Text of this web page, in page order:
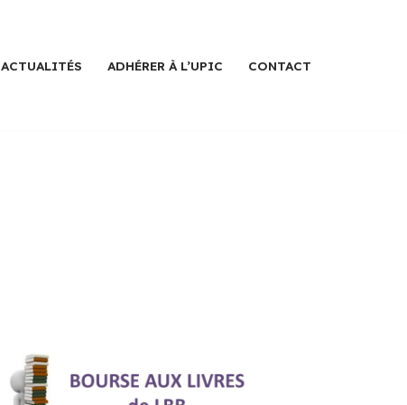
ACTUALITÉS ADHÉRER À L’UPIC CONTACT